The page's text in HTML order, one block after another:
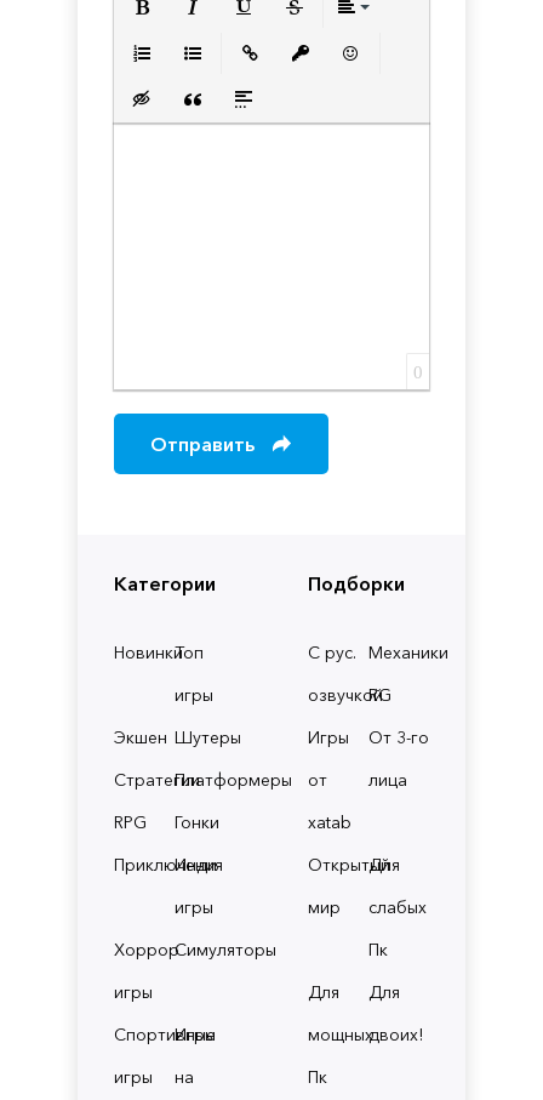
Категории
НовинкиТоп
игры
Экшен Шутеры
СтратегииПлатформеры
RPG
Гонки
Приключения
Инди
игры
Хоррор
игры
Симуляторы
Спортивные
игры
Игры
на
Подборки
С рус.
озвучкой
Механики
RG
Игры
от
xatab
От 3-го
лица
Открытый
мир
Для
слабых
Пк
Для
мощных
Пк
Для
двоих!
Вставка скрытого текста
Вставка цитаты
Вставка спойлера
0
Отправить